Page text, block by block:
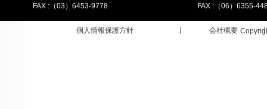
FAX :（03）6453-9778
FAX :（06）6355-
個人情報保護方針 会社概要